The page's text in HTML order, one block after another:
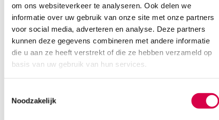
om ons websiteverkeer te analyseren. Ook delen we
informatie over uw gebruik van onze site met onze partners
voor social media, adverteren en analyse. Deze partners
kunnen deze gegevens combineren met andere informatie
die u aan ze heeft verstrekt of die ze hebben verzameld op
basis van uw gebruik van hun services.
Noodzakelijk
Vind je antwoord snel en makkelijk op onze klantenservice pagina.
Of contacteer ons via een van de onderstaande opties.
Onze klantenservice is bereikbaar van maandag t/m vrijdag van
08:30 tot 17:00
Bel Anca E-mail Anca Contactformulier